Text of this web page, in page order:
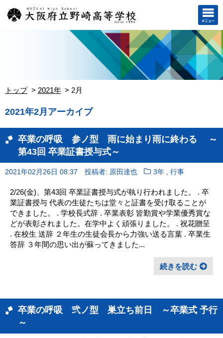
トップ 2021年 2月
2021年2月アーカイブ
卒業の呼吸 参ノ型 雨に始まり雨に終わる ～
第43回 卒業証書授与式～
2021年02月26日 08:37 投稿者: 原田達也 3年 ,行事
2/26(金)、第43回 卒業証書授与式が執り行われました。 . 卒
業証書授与 代表の生徒たちは堂々と証書を受け取ることが
できました。 . 学校長式辞 . 卒業表彰 皆勤賞や学業優秀賞な
どが表彰されました。在学中よく頑張りました。 . 祝花贈呈
. 在校生 送辞 ２年生の生徒会長から力強い送る言葉 . 卒業生
答辞 ３年間の思い出が蘇ってきました...
続きを読む
卒業の呼吸 弐ノ型 巣立ち前日 ～卒業式 予行
～